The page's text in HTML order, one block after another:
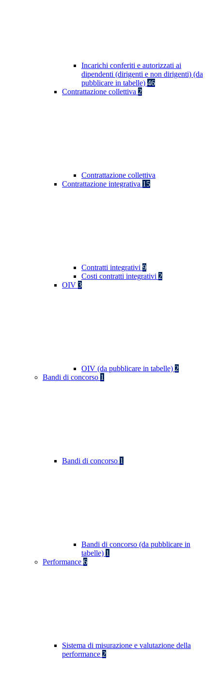
Incarichi conferiti e autorizzati ai
dipendenti (dirigenti e non dirigenti) (da
pubblicare in tabelle) 46
Contrattazione collettiva 2
Contrattazione collettiva
Contrattazione integrativa 15
Contratti integrativi 9
Costi contratti integrativi 2
OIV 3
OIV (da pubblicare in tabelle) 2
Bandi di concorso 1
Bandi di concorso 1
Bandi di concorso (da pubblicare in
tabelle) 1
Performance 6
Sistema di misurazione e valutazione della
performance 2